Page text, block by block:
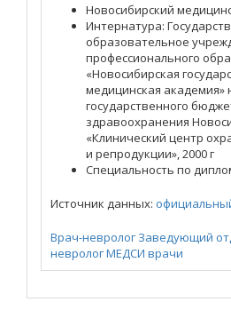
Новосибирский
Интернатура:
образовательное
профессионального
«Новосибирская
медицинская академия»
государственного
здравоохранения
«Клинический центр
и репродукции», 2000 г
Специальность по
Источник данных:
Врач-невролог Заведующий
неврологМЕДСИ врачи